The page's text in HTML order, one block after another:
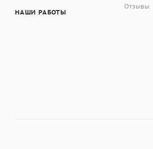
НАШИ РАБОТЫ
Отзывы